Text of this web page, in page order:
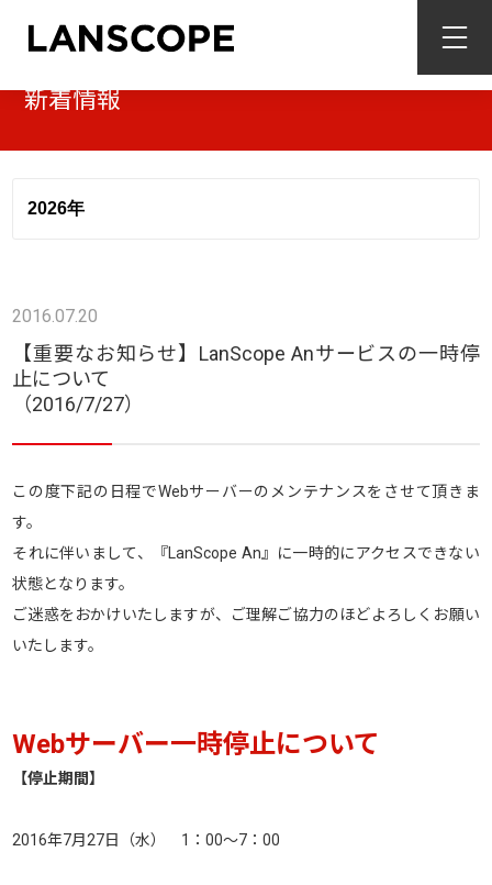
新着情報
2016.07.20
【重要なお知らせ】LanScope Anサービスの一時停
止について
（2016/7/27）
この度下記の日程でWebサーバーのメンテナンスをさせて頂きま
す。
それに伴いまして、『LanScope An』に一時的にアクセスできない
状態となります。
ご迷惑をおかけいたしますが、ご理解ご協力のほどよろしくお願い
いたします。
Webサーバー一時停止について
【停止期間】
2016年7月27日（水） 1：00～7：00